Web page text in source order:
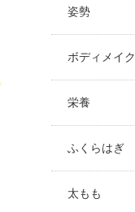
姿勢
ボディメイク
栄養
ふくらはぎ
太もも